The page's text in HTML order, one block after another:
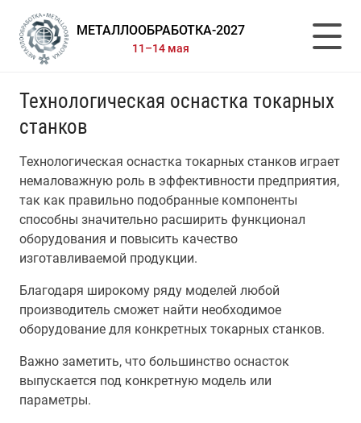
МЕТАЛЛООБРАБОТКА-2027
11–14 мая
Технологическая оснастка токарных
станков
Технологическая оснастка токарных станков играет
немаловажную роль в эффективности предприятия,
так как правильно подобранные компоненты
способны значительно расширить функционал
оборудования и повысить качество
изготавливаемой продукции.
Благодаря широкому ряду моделей любой
производитель сможет найти необходимое
оборудование для конкретных токарных станков.
Важно заметить, что большинство оснасток
выпускается под конкретную модель или
параметры.